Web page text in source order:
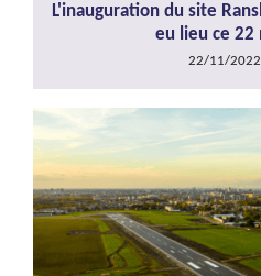
L'inauguration du site
eu lieu ce 22
22/11/